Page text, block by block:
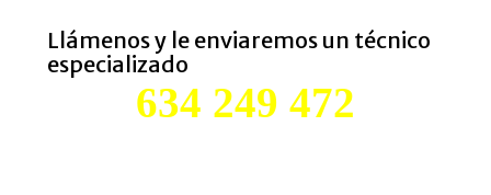
Llámenos y le enviaremos un técnico
especializado
634 249 472